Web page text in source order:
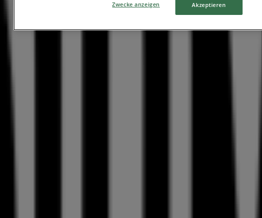
Zwecke anzeigen Akzeptieren